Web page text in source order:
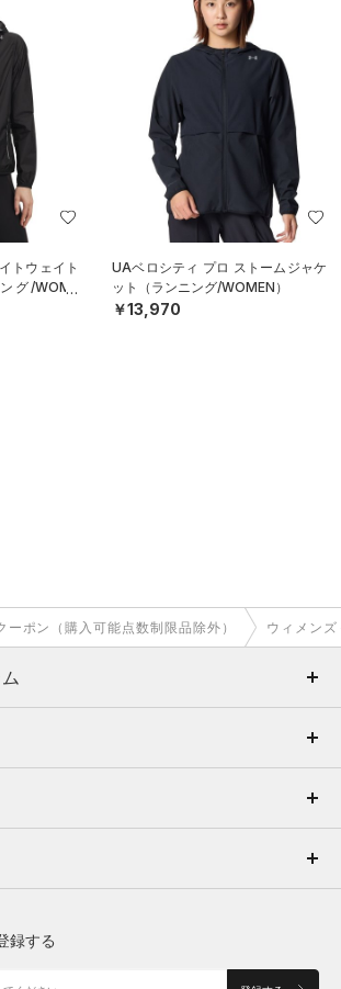
トウェイト
グ/WOME
UAベロシティ プロ ストームジャケ
ット（ランニング/WOMEN）
￥13,970
ーポン（購入可能点数制限品除外） ウィメン
録する